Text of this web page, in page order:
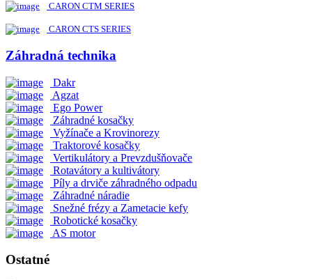
CARON CTM SERIES
CARON CTS SERIES
Záhradná technika
Dakr
Agzat
Ego Power
Záhradné kosačky
Vyžínače a Krovinorezy
Traktorové kosačky
Vertikulátory a Prevzdušňovače
Rotavátory a kultivátory
Píly a drviče záhradného odpadu
Záhradné náradie
Snežné frézy a Zametacie kefy
Robotické kosačky
AS motor
Ostatné